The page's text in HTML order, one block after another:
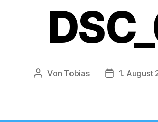
Beitragsautor
Von Tobias 1. August